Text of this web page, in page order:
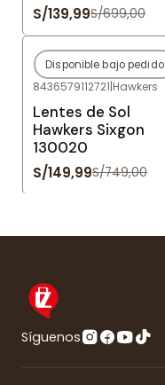
S/139,99S/699,00
-80%OFF
Agotado
Disponible bajo pedido
8436579112721|Hawkers
Lentes de Sol
Hawkers Sixgon
130020
S/149,99S/749,00
Síguenos